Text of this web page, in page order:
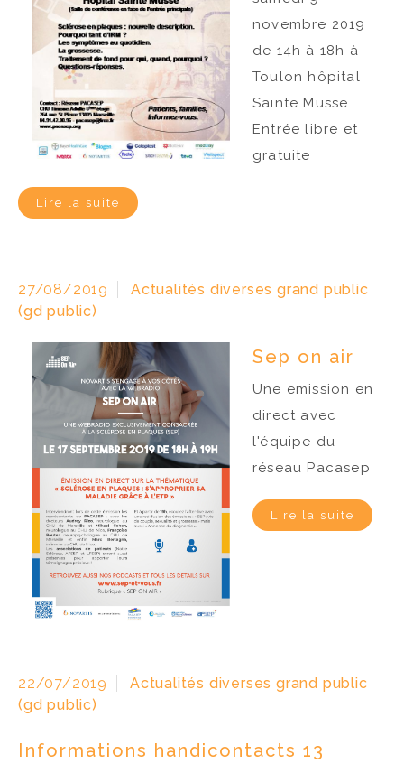
novembre 2019
de 14h à 18h à
Toulon hôpital
Sainte Musse
Entrée libre et
gratuite
Lire la suite
27/08/2019
Actualités diverses grand public
(gd public)
Sep on air
Une emission en
direct avec
l'équipe du
réseau Pacasep
Lire la suite
22/07/2019
Actualités diverses grand public
(gd public)
Informations handicontacts 13